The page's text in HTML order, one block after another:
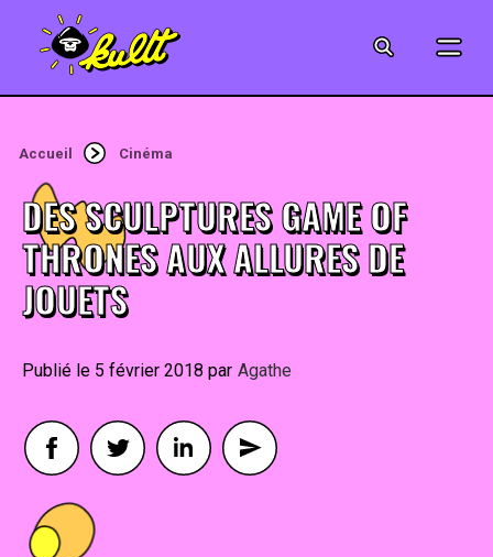
MUSIQUE
ART
JEUX-VIDÉO
VINTAGE
Accueil Cinéma
DES SCULPTURES GAME OF
THRONES AUX ALLURES DE
JOUETS
5 février 2018 By Agathe